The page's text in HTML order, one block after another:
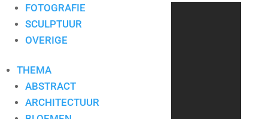
FOTOGRAFIE
SCULPTUUR
OVERIGE
THEMA
ABSTRACT
ARCHITECTUUR
CONTACT
Art for Company
Tel.:+31-(0)13-5454656
Mobiel:+31-(0)6-24640033
E-mail:info@artforcompany.nl